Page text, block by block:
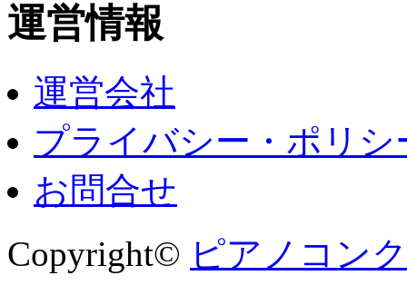
運営情報
運営会社
プライバシー・ポリシ
お問合せ
Copyright© ピアノコン